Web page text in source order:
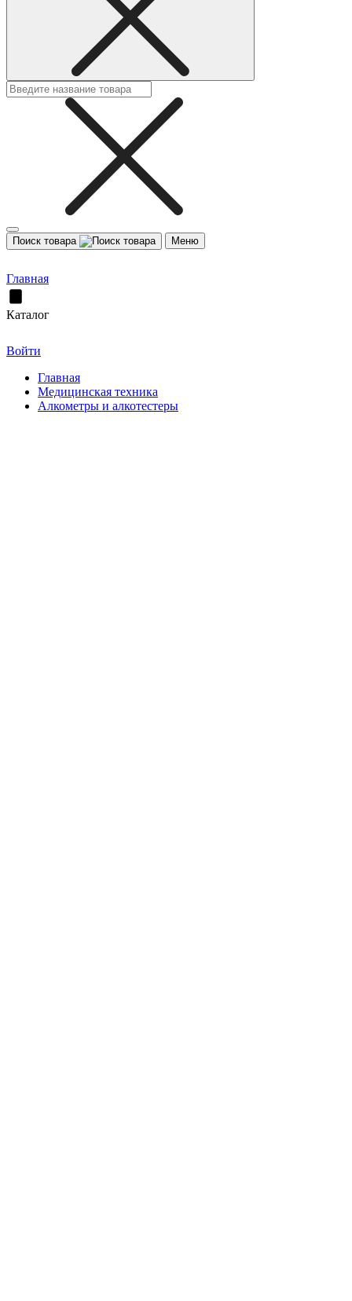
Поиск товара Меню
Главная
Каталог
Войти
Главная
Медицинская техника
Алкометры и алкотестеры